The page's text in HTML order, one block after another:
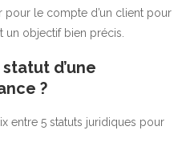
pour le compte d’un client pour
un objectif bien précis.
d’une
?
entre 5 statuts juridiques pour